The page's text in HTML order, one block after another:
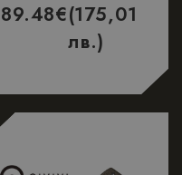
89.48€(175,01
лв.)